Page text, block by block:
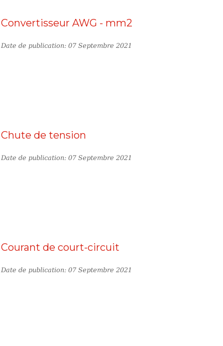
Convertisseur AWG - mm2
Date de publication: 07 Septembre 2021
Chute de tension
Date de publication: 07 Septembre 2021
Courant de court-circuit
Date de publication: 07 Septembre 2021